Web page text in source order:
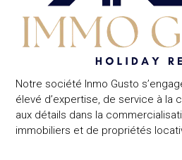
Notre société Inmo Gusto
élevé d’expertise, de service à la
aux détails dans la
immobiliers et de propriétés